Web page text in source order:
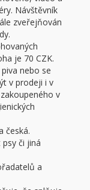
Návštěvník
zveřejňován
je 70 CZK.
nebo se
v prodeji i v
v
česká.
či jiná
a